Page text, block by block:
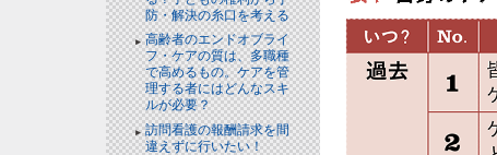
防・解決の糸口を考える
高齢者のエンドオブライ
フ・ケアの質は、多職種
で高めるもの。ケアを管
理する者にはどんなスキ
ルが必要？
訪問看護の報酬請求を間
違えずに行いたい！